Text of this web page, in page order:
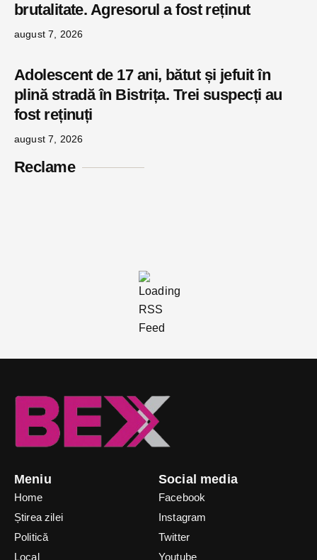
brutalitate. Agresorul a fost reținut
august 7, 2026
Adolescent de 17 ani, bătut și jefuit în
plină stradă în Bistrița. Trei suspecți au
fost reținuți
august 7, 2026
Reclame
Meniu
Home
Știrea zilei
Politică
Local
Social media
Facebook
Instagram
Twitter
Youtube